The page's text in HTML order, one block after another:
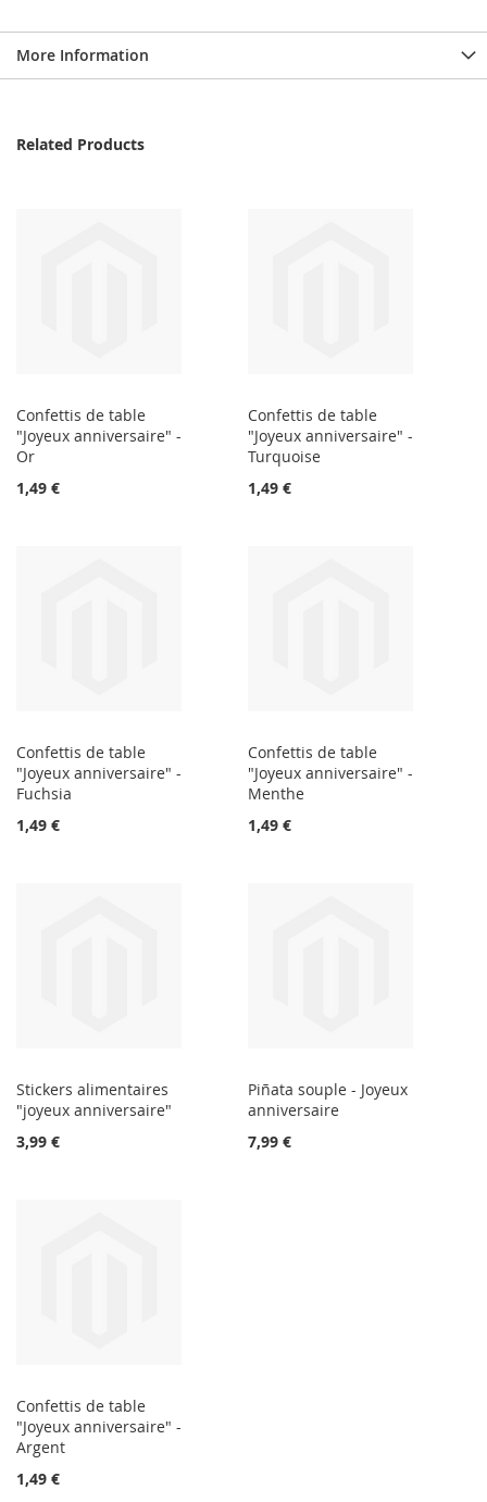
More Information
Related Products
Confettis de table
"Joyeux anniversaire" -
Or
1,49 €
Confettis de table
"Joyeux anniversaire" -
Turquoise
1,49 €
Confettis de table
"Joyeux anniversaire" -
Fuchsia
1,49 €
Confettis de table
"Joyeux anniversaire" -
Menthe
1,49 €
Stickers alimentaires
"joyeux anniversaire"
3,99 €
Piñata souple - Joyeux
anniversaire
7,99 €
Confettis de table
"Joyeux anniversaire" -
Argent
1,49 €